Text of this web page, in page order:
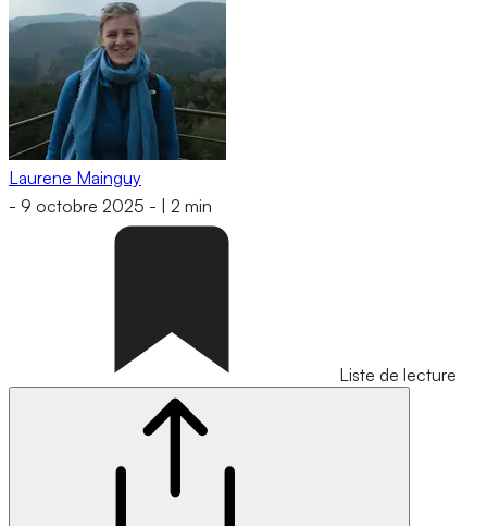
Laurene Mainguy
- 9 octobre 2025 - 2 min
Liste de lecture